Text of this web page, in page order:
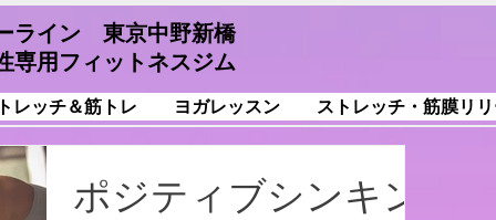
ライン 東京中野新橋
専用フィットネスジム
レッチ＆筋トレ ヨガレッスン ストレッチ・筋膜リ
ポジティブシンキン